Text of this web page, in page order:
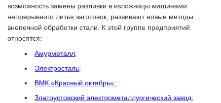
возможность замены разливки в изложницы машинами
непрерывного литья заготовок, развивают новые методы
внепечной обработки стали. К этой группе предприятий
относятся:
Амурметалл;
Электросталь;
ВМК «Красный октябрь»;
Златоустовский электрометаллургический завод;